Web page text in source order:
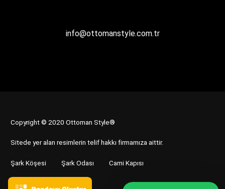
info@ottomanstyle.com.tr
Copyright © 2020 Ottoman Style®
Sitede yer alan resimlerin telif hakkı firmamıza aittir.
Şark Köşesi Şark Odası Cami Kapısı